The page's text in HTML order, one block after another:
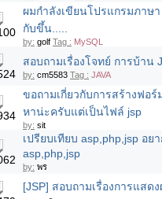
ผมกำลังเขียนโปรแกรมภาษ
กับขึ้น.....
by: golf Tag : MySQL
สอบถามเรื่องโจทย์ การบ้าน
by: cm5583 Tag : JAVA
ขอถามเกี่ยวกับการสร้างฟอ
หาน่ะครับแต่เป็นไฟล์ jsp
by: sit
เปรียบเทียบ asp,php,jsp อ
asp,php,jsp
by: พร
[JSP] สอบถามเรื่องการแส